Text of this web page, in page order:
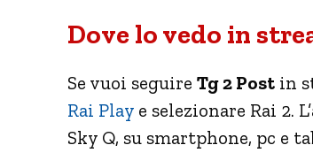
Dove lo vedo in
Se vuoi seguire Tg 2 Post in
Rai Play e selezionare Rai 2.
Sky Q, su smartphone, pc e